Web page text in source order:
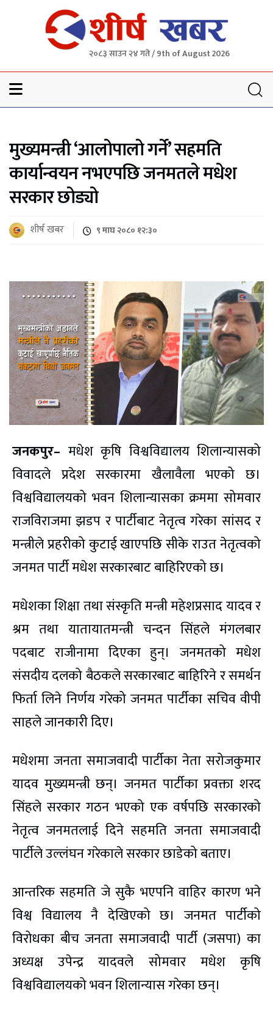
२०८३ साउन २४ गते / 9th of August 2026
मुख्यमन्त्री ‘आलोपालो गर्ने’ सहमति
कार्यान्वयन नभएपछि जनमतले मधेश
सरकार छोड्यो
शीर्ष खबर ९ माघ २०८० १२:३०
जनकपुर– मधेश कृषि विश्वविद्यालय शिलान्यासको
विवादले प्रदेश सरकारमा खैलावैला भएको छ।
विश्वविद्यालयको भवन शिलान्यासका क्रममा सोमवार
राजविराजमा झडप र पार्टीबाट नेतृत्व गरेका सांसद र
मन्त्रीले प्रहरीको कुटाई खाएपछि सीके राउत नेतृत्वको
जनमत पार्टी मधेश सरकारबाट बाहिरिएको छ।
मधेशका शिक्षा तथा संस्कृति मन्त्री महेशप्रसाद यादव र
श्रम तथा यातायातमन्त्री चन्दन सिंहले मंगलबार
पदबाट राजीनामा दिएका हुन्। जनमतको मधेश
संसदीय दलको बैठकले सरकारबाट बाहिरिने र समर्थन
फिर्ता लिने निर्णय गरेको जनमत पार्टीका सचिव वीपी
साहले जानकारी दिए।
मधेशमा जनता समाजवादी पार्टीका नेता सरोजकुमार
यादव मुख्यमन्त्री छन्। जनमत पार्टीका प्रवक्ता शरद
सिंहले सरकार गठन भएको एक वर्षपछि सरकारको
नेतृत्व जनमतलाई दिने सहमति जनता समाजवादी
पार्टीले उल्लंघन गरेकाले सरकार छाडेको बताए।
आन्तरिक सहमति जे सुकै भएपनि वाहिर कारण भने
विश्व विद्यालय नै देखिएको छ। जनमत पार्टीको
विरोधका बीच जनता समाजवादी पार्टी (जसपा) का
अध्यक्ष उपेन्द्र यादवले सोमवार मधेश कृषि
विश्वविद्यालयको भवन शिलान्यास गरेका छन्।